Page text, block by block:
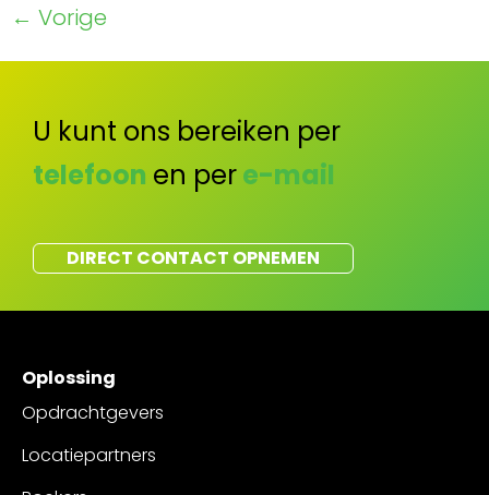
← Vorige
U kunt ons bereiken per
telefoon en pere-mail
DIRECT CONTACT OPNEMEN
Oplossing
Opdrachtgevers
Locatiepartners